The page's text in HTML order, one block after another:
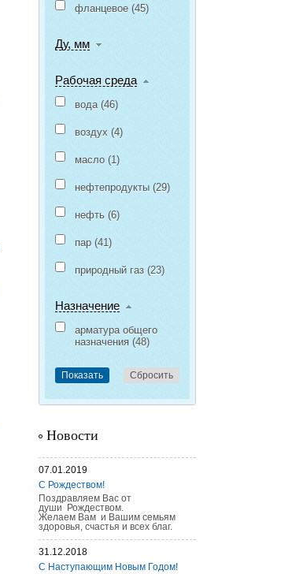
фланцевое (45)
Ду, мм
Рабочая среда
вода (46)
воздух (4)
масло (1)
нефтепродукты (29)
нефть (6)
пар (41)
природный газ (23)
Назначение
арматура общего
назначения (48)
Новости
07.01.2019
С Рождеством!
Поздравляем Вас от
души Рождеством.
Желаем Вам и Вашим семьям
здоровья, счастья и всех благ.
31.12.2018
С Наступающим Новым Годом!